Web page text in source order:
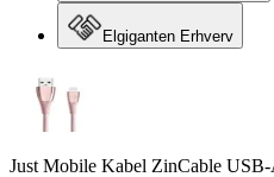
Elgiganten Erhverv
Just Mobile Kabel ZinCable